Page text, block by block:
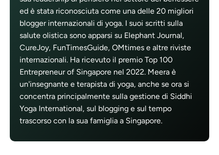
ed è stata riconosciuta come una delle 20 migliori
blogger internazionali di yoga. I suoi scritti sulla
salute olistica sono apparsi su Elephant Journal,
CureJoy, FunTimesGuide, OMtimes e altre riviste
internazionali. Ha ricevuto il premio Top 100
Entrepreneur of Singapore nel 2022. Meera è
un'insegnante e terapista di yoga, anche se ora si
concentra principalmente sulla gestione di Siddhi
Yoga International, sul blogging e sul tempo
trascorso con la sua famiglia a Singapore.